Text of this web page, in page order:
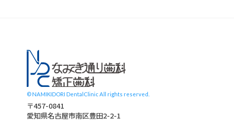
© NAMIKIDORI DentalClinic All rights reserved.
〒457-0841
愛知県名古屋市南区豊田2-2-1